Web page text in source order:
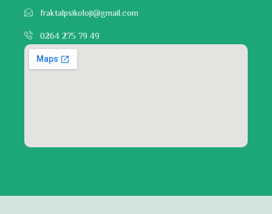
fraktalpsikoloji@gmail.com
0264 275 79 49